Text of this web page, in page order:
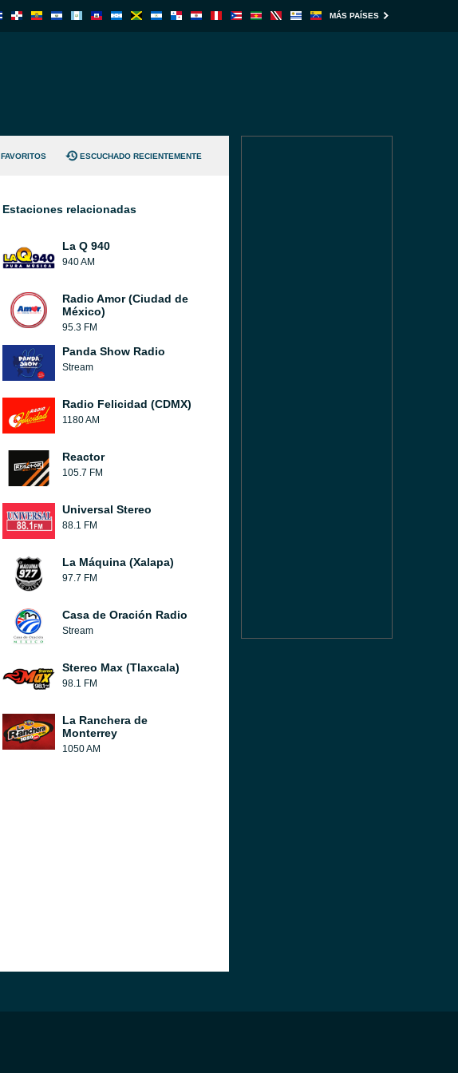
MÁS PAÍSES
FAVORITOS ESCUCHADO RECIENTEMENTE
Estaciones relacionadas
La Q 940
940 AM
Radio Amor (Ciudad de
México)
95.3 FM
Panda Show Radio
Stream
Radio Felicidad (CDMX)
1180 AM
Reactor
105.7 FM
Universal Stereo
88.1 FM
La Máquina (Xalapa)
97.7 FM
Casa de Oración Radio
Stream
Stereo Max (Tlaxcala)
98.1 FM
La Ranchera de
Monterrey
1050 AM